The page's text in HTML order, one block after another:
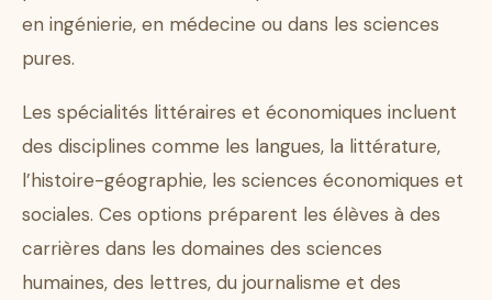
en ingénierie, en médecine ou dans les sciences
pures.
Les spécialités littéraires et économiques incluent
des disciplines comme les langues, la littérature,
l’histoire-géographie, les sciences économiques et
sociales. Ces options préparent les élèves à des
carrières dans les domaines des sciences
humaines, des lettres, du journalisme et des